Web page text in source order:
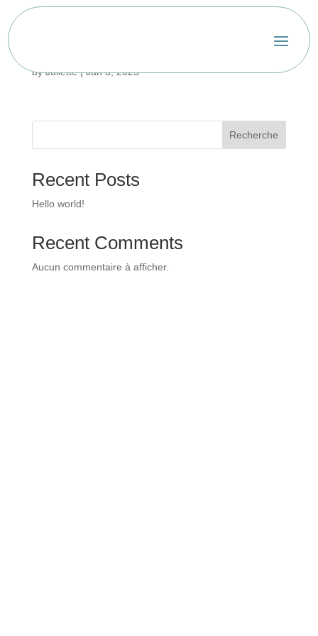
Toutes les questions que vous vous posez sur le
byJuliette|Jan 3, 2025
Recherche
Recent Posts
Hello world!
Recent Comments
Aucun commentaire à afficher.